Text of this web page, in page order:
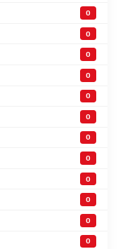
0
0
0
0
0
0
0
0
0
0
0
0